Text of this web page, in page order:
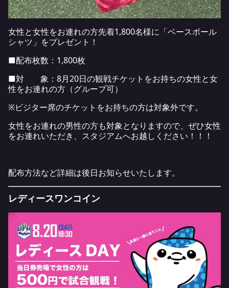
女性と女性をお連れの方先着1,800名様に「ベースボール
シャツ」をプレゼント！
■配布枚数：1,800枚
■対 象：8月20日の観戦チケットをお持ちの女性と女
性をお連れの方（グループ可）
※ビジター席のチケットをお持ちの方は対象外です。
女性をお連れの男性の方も対象となりますので、ぜひ女性
をお連れいただき、スタジアムへお越しください！！！
配布方法など詳細は後日お知らせいたします。
レディースワンコイン